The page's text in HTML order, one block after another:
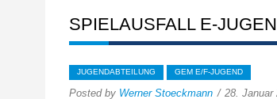
SPIELAUSFALL E-
JUGENDABTEILUNG GEM E/F-JUGEND
Posted by Werner Stoeckmann 28. Januar